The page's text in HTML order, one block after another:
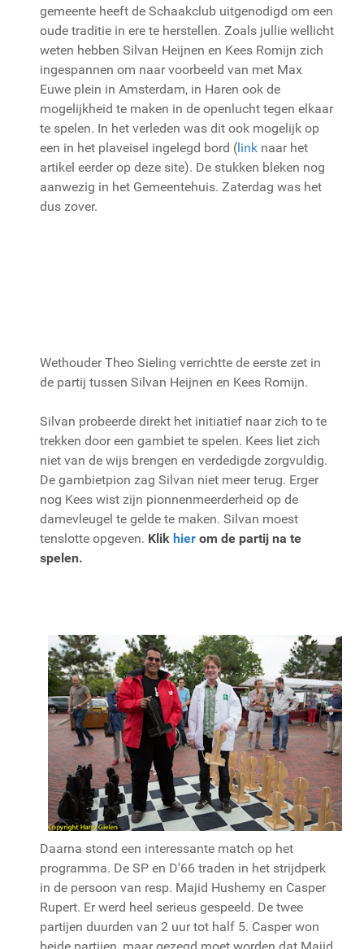
gemeente heeft de Schaakclub uitgenodigd om een
oude traditie in ere te herstellen. Zoals jullie wellicht
weten hebben Silvan Heijnen en Kees Romijn zich
ingespannen om naar voorbeeld van met Max
Euwe plein in Amsterdam, in Haren ook de
mogelijkheid te maken in de openlucht tegen elkaar
te spelen. In het verleden was dit ook mogelijk op
een in het plaveisel ingelegd bord (link naar het
artikel eerder op deze site). De stukken bleken nog
aanwezig in het Gemeentehuis. Zaterdag was het
dus zover.
Wethouder Theo Sieling verrichtte de eerste zet in
de partij tussen Silvan Heijnen en Kees Romijn.
Silvan probeerde direkt het initiatief naar zich to te
trekken door een gambiet te spelen. Kees liet zich
niet van de wijs brengen en verdedigde zorgvuldig.
De gambietpion zag Silvan niet meer terug. Erger
nog Kees wist zijn pionnenmeerderheid op de
damevleugel te gelde te maken. Silvan moest
tenslotte opgeven. Klik hier om de partij na te
spelen.
Daarna stond een interessante match op het
programma. De SP en D'66 traden in het strijdperk
in de persoon van resp. Majid Hushemy en Casper
Rupert. Er werd heel serieus gespeeld. De twee
partijen duurden van 2 uur tot half 5. Casper won